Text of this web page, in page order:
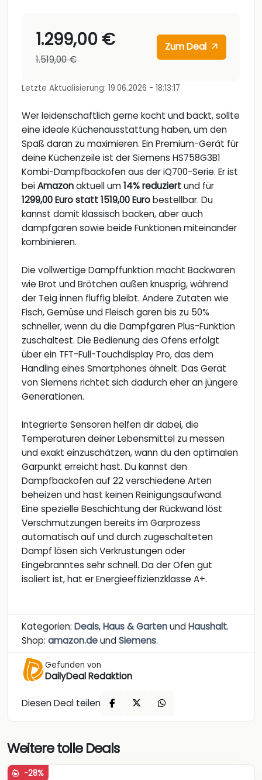
1.299,00 €
1.519,00 €
Zum Deal
Letzte Aktualisierung: 19.06.2026 - 18:13:17
Wer leidenschaftlich gerne kocht und bäckt, sollte
eine ideale Küchenausstattung haben, um den
Spaß daran zu maximieren. Ein Premium-Gerät für
deine Küchenzeile ist der Siemens HS758G3B1
Kombi-Dampfbackofen aus der iQ700-Serie. Er ist
beiAmazonaktuell um14% reduziertund für
1299,00 Euro statt 1519,00 Eurobestellbar. Du
kannst damit klassisch backen, aber auch
dampfgaren sowie beide Funktionen miteinander
kombinieren.
Die vollwertige Dampffunktion macht Backwaren
wie Brot und Brötchen außen knusprig, während
der Teig innen fluffig bleibt. Andere Zutaten wie
Fisch, Gemüse und Fleisch garen bis zu 50%
schneller, wenn du die Dampfgaren Plus-Funktion
zuschaltest. Die Bedienung des Ofens erfolgt
über ein TFT-Full-Touchdisplay Pro, das dem
Handling eines Smartphones ähnelt. Das Gerät
von Siemens richtet sich dadurch eher an jüngere
Generationen.
Integrierte Sensoren helfen dir dabei, die
Temperaturen deiner Lebensmittel zu messen
und exakt einzuschätzen, wann du den optimalen
Garpunkt erreicht hast. Du kannst den
Dampfbackofen auf 22 verschiedene Arten
beheizen und hast keinen Reinigungsaufwand.
Eine spezielle Beschichtung der Rückwand löst
Verschmutzungen bereits im Garprozess
automatisch auf und durch zugeschalteten
Dampf lösen sich Verkrustungen oder
Eingebranntes sehr schnell. Da der Ofen gut
isoliert ist, hat er Energieeffizienzklasse A+.
Kategorien: Deals,Haus & GartenundHaushalt.
Shop: amazon.deundSiemens.
Gefunden von
DailyDeal Redaktion
Diesen Deal teilen
Weitere tolle Deals
-28%